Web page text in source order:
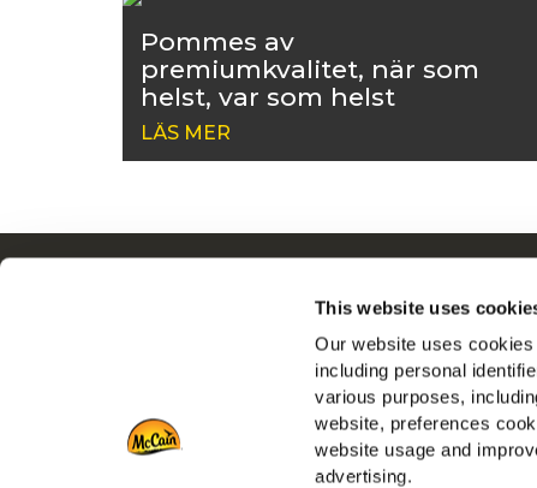
This website uses
Our website uses
including personal
various purposes,
website, preferences
website usage and
advertising.
Pommes av
premiumkvalitet, när som
helst, var som helst
LÄS MER
Inspiration
Downloads